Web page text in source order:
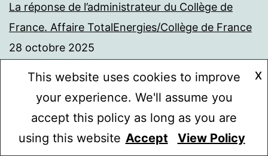
La réponse de l’administrateur du Collège de
France. Affaire TotalEnergies/Collège de France
28 octobre 2025
Financement par Total du Collège de France,
This website uses cookies to improve
your experience. We'll assume you
accept this policy as long as you are
using this website
X
Accept View Policy
Mode sombre :